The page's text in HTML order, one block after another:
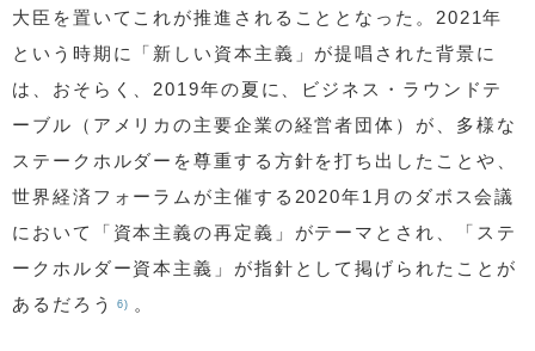
大臣を置いてこれが推進されることとなった。2021年
という時期に「新しい資本主義」が提唱された背景に
は、おそらく、2019年の夏に、ビジネス・ラウンドテ
ーブル（アメリカの主要企業の経営者団体）が、多様な
ステークホルダーを尊重する方針を打ち出したことや、
世界経済フォーラムが主催する2020年1月のダボス会議
において「資本主義の再定義」がテーマとされ、「ステ
ークホルダー資本主義」が指針として掲げられたことが
あるだろう
6) 。